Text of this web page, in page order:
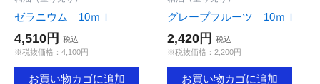
ゼラニウム 10ｍｌ
4,510円
税込
※税抜価格：4,100円
お買い物カゴに追加
グレープフルーツ 10ｍｌ
2,420円
税込
※税抜価格：2,200円
お買い物カゴに追加